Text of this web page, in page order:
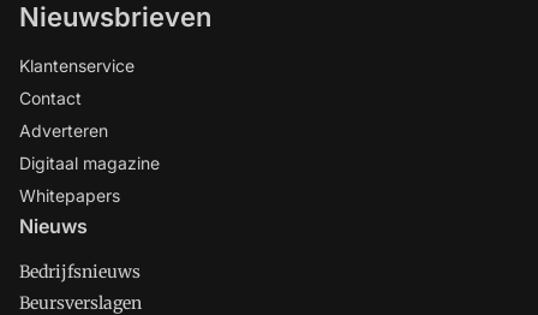
Nieuwsbrieven
Klantenservice
Contact
Adverteren
Digitaal magazine
Whitepapers
Nieuws
Bedrijfsnieuws
Beursverslagen